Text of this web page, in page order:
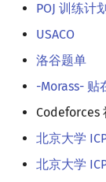
POJ 训练计
USACO
洛谷题单
-Morass- 贴
Codeforces
北京大学
北京大学